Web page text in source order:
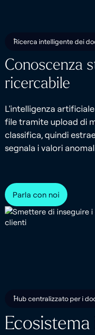
Ricerca intelligente dei
Conoscenza
ricercabile
L'intelligenza
file tramite upload di
classifica, quindi
segnala i valori
Parla con noi
Hub centralizzato per i